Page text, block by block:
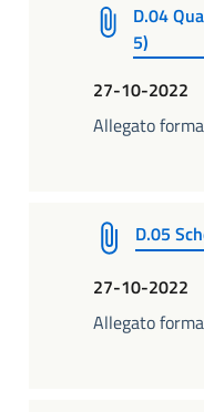
D.04
5)
27-10-2022
Allegato
D.05
27-10-2022
Allegato